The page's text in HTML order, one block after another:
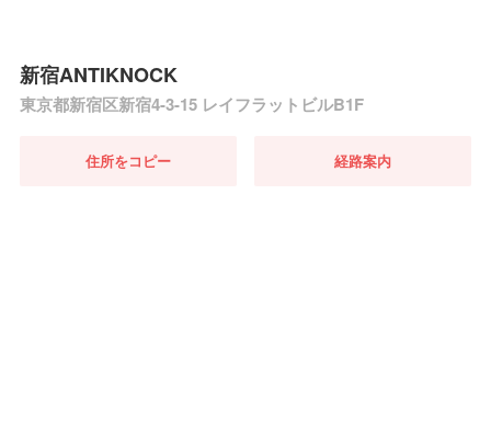
新宿ANTIKNOCK
東京都新宿区新宿4-3-15 レイフラットビルB1F
住所をコピー 経路案内